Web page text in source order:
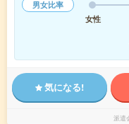
男女比率
女性
気になる!
派遣